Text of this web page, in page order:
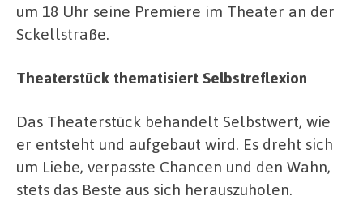
um 18 Uhr seine Premiere im Theater an der
Sckellstraße.
Theaterstück thematisiert Selbstreflexion
Das Theaterstück behandelt Selbstwert, wie
er entsteht und aufgebaut wird. Es dreht sich
um Liebe, verpasste Chancen und den Wahn,
stets das Beste aus sich herauszuholen.